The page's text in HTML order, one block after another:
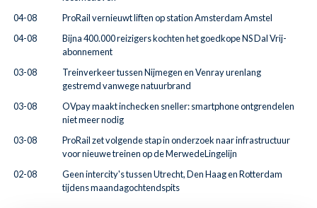
04-08
ProRail vernieuwt liften op station Amsterdam Amstel
04-08
Bijna 400.000 reizigers kochten het goedkope NS Dal Vrij-
abonnement
03-08
Treinverkeer tussen Nijmegen en Venray urenlang
gestremd vanwege natuurbrand
03-08
OVpay maakt inchecken sneller: smartphone ontgrendelen
niet meer nodig
03-08
ProRail zet volgende stap in onderzoek naar infrastructuur
voor nieuwe treinen op de MerwedeLingelijn
02-08
Geen intercity's tussen Utrecht, Den Haag en Rotterdam
tijdens maandagochtendspits